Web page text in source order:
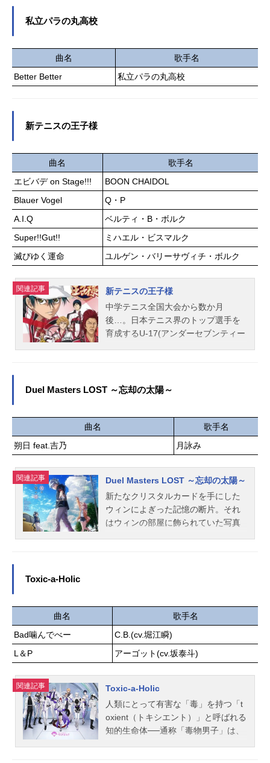
捧ぐ、“お仕事”ドラマ。どこか人ごと
ではない、哀しきサラリーマン戦闘
員の物語。作品名ガングリオン放送
ン：杉田智和磯辺節子：古賀葵磯辺
タカシ：青山吉能ユミコ：遠野ひか
る屋台のオヤジ：板尾創路スタッフ
原作：白岩久弥漫画：いつきたかし
企画：吉本興業脚本：はりせ監督：
渡辺歩助監督：田中亮輔キャラクタ
ーデザイン・総作画監督：藤田しげ
るコンテ：田中亮輔 宮本託自 宮
ーズ構成：塩野智章色彩設計：中野
尚美美術監督：中村嘉博撮影監督：
横山友哉動画監督：新井田風香CGデ
ィレクター：向井択海編集：廣瀨清
志音楽：浅見武男音楽制作：INSP...
私立パラの丸高校
曲名
歌手名
Better Better
私立パラの丸高校
新テニスの王子様
曲名
歌手名
エビバデ on Stage!!!
BOON CHAIDOL
Blauer Vogel
Q・P
A.I.Q
ベルティ・B・ボルク
Super!!Gut!!
ミハエル・ビスマルク
滅びゆく運命
ユルゲン・バリーサヴィチ・ボルク
関連記事
新テニスの王子様
中学テニス全国大会から数か月
後…。日本テニス界のトップ選手を
育成するU-17(アンダーセブンティー
られた。しかし、合宿参加早々、彼
い者は即刻帰れと言うのだ。余裕で
ボールを拾う中学生たちの中、拾え
ない高校生が続出!そして最後の一
つ…。そのボールを取ったのはアメ
リカに武者修行に出ていたリョーマ
だった。作品名新テニスの王子様放
送形態TVアニメシリーズテニスの王
子様スケジュール2012年1月4日
桃城武：小野坂昌也海堂薫：喜安浩
平徳川カズヤ：小野大輔入江奏多：
相葉裕樹鬼十次郎：遠藤大智黒部由
紀夫：曽世海司齋藤至：宮本充拓植
竜二：松田健一郎堀尾聡史：山崎樹
範壇太一：小林由美子浦山しい太：
高瀬朝季跡部景吾：諏訪部順一忍足
侑士：木内秀信宍戸亮：楠田敏之鳳
長太郎：浪川大輔幸村精市：永井幸
子真...
Duel Masters LOST ～忘却の太陽～
曲名
歌手名
朔日 feat.吉乃
月詠み
関連記事
Duel Masters LOST ～忘却の太陽～
新たなクリスタルカードを手にした
ウィンによぎった記憶の断片。それ
はウィンの部屋に飾られていた写真
する。ロストフィールド発生の原因
とは。灯台でウィンを待つものと
は。そしてそれを見つめるジャシン
帝の真意とは。自分の存在を探し求
追憶の水晶～スケジュール2026年2
月6日（金）～2026年2月27日（金）
デュエル・マスターズ公式YouTube
「デュエチューブ」ほか話数全4話キ
Toxic-a-Holic
曲名
歌手名
Bad噛んでべー
C.B.(cv.堀江瞬)
L＆P
アーゴット(cv.坂泰斗)
関連記事
Toxic-a-Holic
人類にとって有害な「毒」を持つ「t
oxient（トキシエント）」と呼ばれる
知的生命体──通称「毒物男子」は、